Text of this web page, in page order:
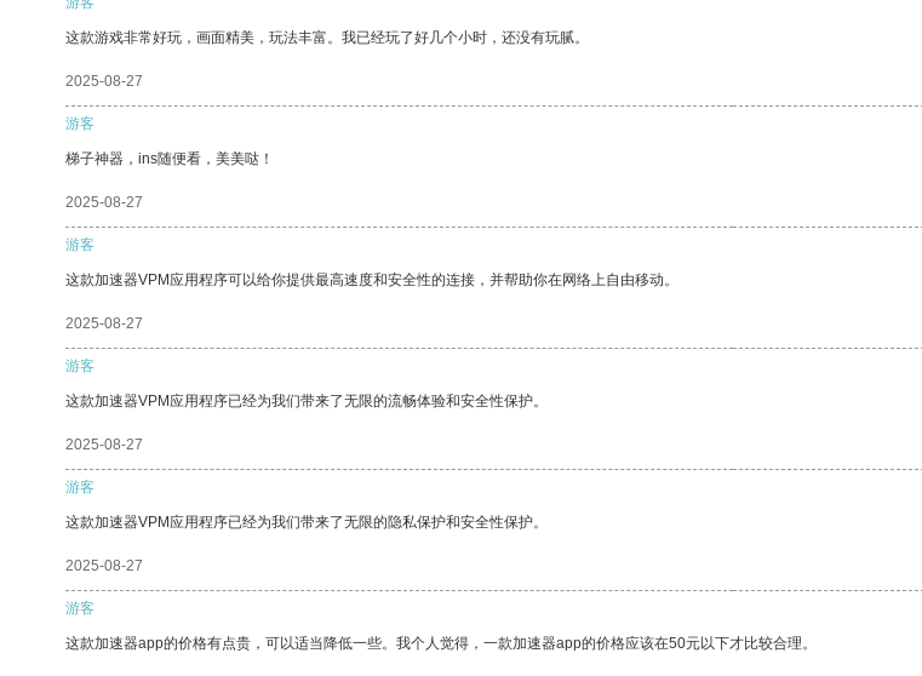
这款游戏非常好玩，画面精美，玩法丰富。我已经玩了好几个小时，还没有玩腻。
2025-08-27
游客
梯子神器，ins随便看，美美哒！
2025-08-27
游客
这款加速器VPM应用程序可以给你提供最高速度和安全性的连接，并帮助你在网络上自由移动。
2025-08-27
游客
这款加速器VPM应用程序已经为我们带来了无限的流畅体验和安全性保护。
2025-08-27
游客
这款加速器VPM应用程序已经为我们带来了无限的隐私保护和安全性保护。
2025-08-27
游客
这款加速器app的价格有点贵，可以适当降低一些。我个人觉得，一款加速器app的价格应该在50元以下才比较合理。